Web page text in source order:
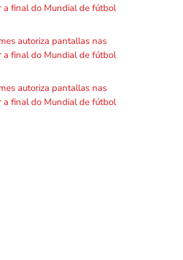
a final do Mundial de fútbol
autoriza pantallas nas
a final do Mundial de fútbol
autoriza pantallas nas
a final do Mundial de fútbol